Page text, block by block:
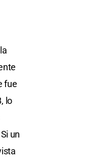
fue
lo
un